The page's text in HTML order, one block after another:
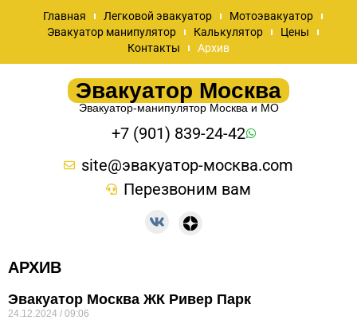
Главная Легковой эвакуатор
Мотоэвакуатор
Эвакуатор манипулятор
Калькулятор
Цены
Контакты
Архив
Эвакуатор Москва
Эвакуатор-манипулятор Москва и МО
+7 (901) 839-24-42
site@эвакуатор-москва.com
Перезвоним вам
АРХИВ
Эвакуатор Москва ЖК Ривер Парк
24.12.2024 09:06